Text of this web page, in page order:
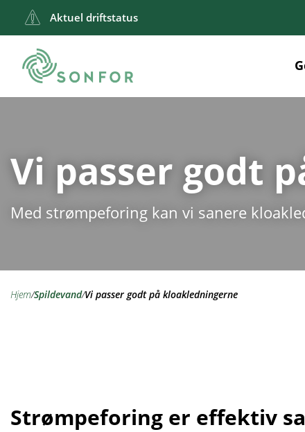
Aktuel driftstatus
Vi passer godt
Med strømpeforing kan vi sanere
hjem/ spildevand/ Vi passer godt på kloakledningerne
Strømpeforing er effektiv